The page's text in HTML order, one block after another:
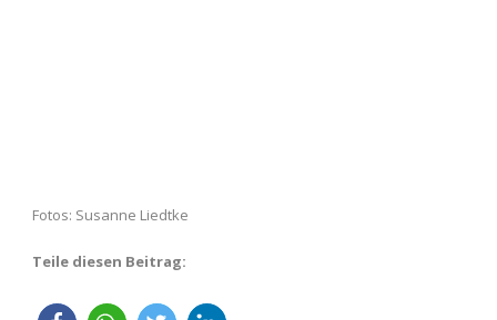
Fotos: Susanne Liedtke
Teile diesen Beitrag: